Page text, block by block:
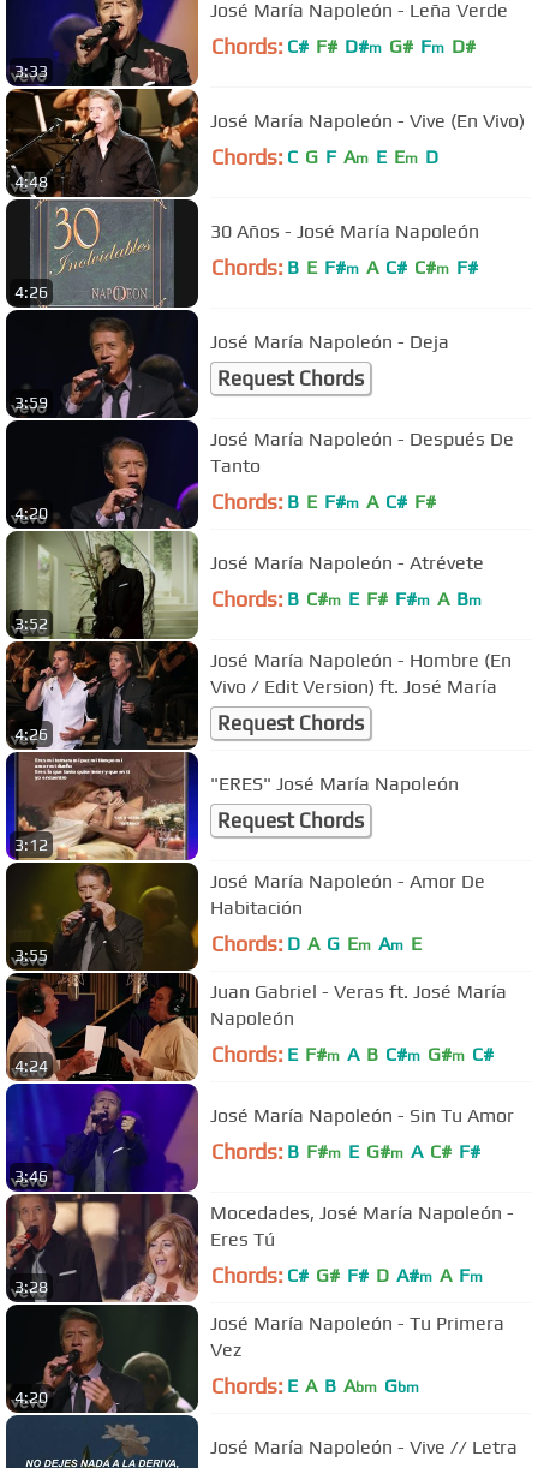
3:33
José María Napoleón - Leña Verde
Chords: C# F# D#m G# Fm D#
4:48
José María Napoleón - Vive (En Vivo)
Chords: C G F Am E Em D
4:26
30 Años - José María Napoleón
Chords: B E F#m A C# C#m F#
3:59
José María Napoleón - Deja
Request Chords
4:20
José María Napoleón - Después De
Tanto
Chords: B E F#m A C# F#
3:52
José María Napoleón - Atrévete
Chords: B C#m E F# F#m A Bm
4:26
José María Napoleón - Hombre (En
Vivo / Edit Version) ft. José María
Request Chords
3:12
"ERES" José María Napoleón
Request Chords
3:55
José María Napoleón - Amor De
Habitación
Chords: D A G Em Am E
4:24
Juan Gabriel - Veras ft. José María
Napoleón
Chords: E F#m A B C#m G#m C#
3:46
José María Napoleón - Sin Tu Amor
Chords: B F#m E G#m A C# F#
3:28
Mocedades, José María Napoleón -
Eres Tú
Chords: C# G# F# D A#m A Fm
4:20
José María Napoleón - Tu Primera
Vez
Chords: E A B Abm Gbm
José María Napoleón - Vive // Letra